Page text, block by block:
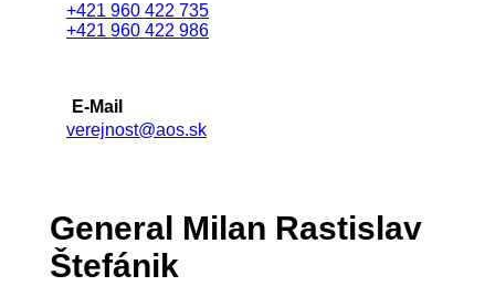
+421 960 422 735
+421 960 422 986
E-Mail
verejnost@aos.sk
General Milan Rastislav
Štefánik